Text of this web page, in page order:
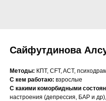
Сайфутдинова
Методы: КПТ, CFT, ACT,
С кем работаю: взрослые
С какими коморбидными
настроения (депрессия, БАР и